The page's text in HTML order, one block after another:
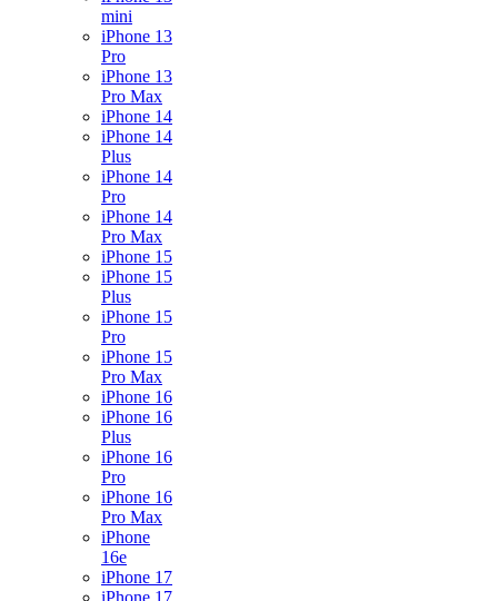
mini
iPhone 13
Pro
iPhone 13
Pro Max
iPhone 14
iPhone 14
Plus
iPhone 14
Pro
iPhone 14
Pro Max
iPhone 15
iPhone 15
Plus
iPhone 15
Pro
iPhone 15
Pro Max
iPhone 16
iPhone 16
Plus
iPhone 16
Pro
iPhone 16
Pro Max
iPhone
16e
iPhone 17
iPhone 17